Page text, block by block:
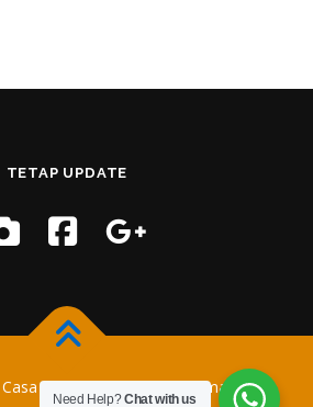
TETAP UPDATE
Training–OnePresstema oleh
Need Help?Chat with us